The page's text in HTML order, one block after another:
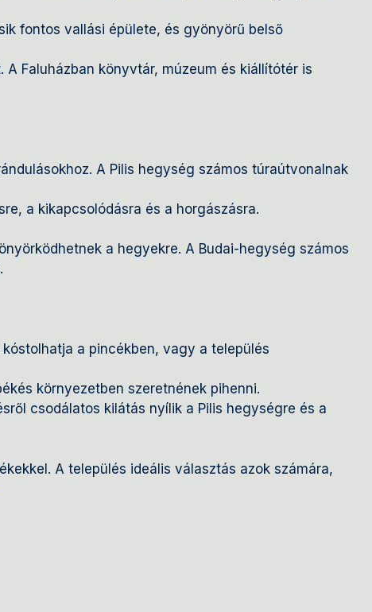
fontos vallási épülete, és gyönyörű belső
Faluházban könyvtár, múzeum és kiállítótér is
A Pilis hegység számos túraútvonalnak
a kikapcsolódásra és a horgászásra.
a hegyekre. A Budai-hegység számos
a pincékben, vagy a település
környezetben szeretnének pihenni.
csodálatos kilátás nyílik a Pilis hegységre és a
A település ideális választás azok számára,